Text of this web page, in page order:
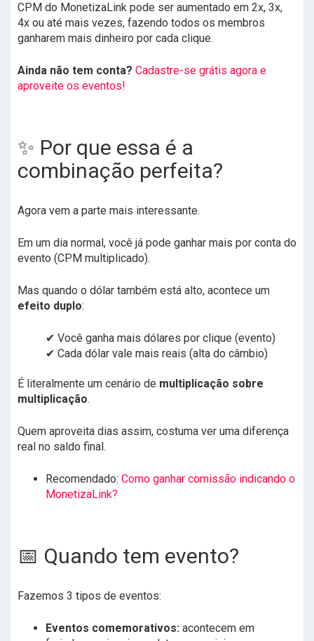
CPM do MonetizaLink pode ser aumentado em 2x, 3x,
4x ou até mais vezes, fazendo todos os membros
ganharem mais dinheiro por cada clique.
Ainda não tem conta? Cadastre-se grátis agora e
aproveite os eventos!
✨ Por que essa é a
combinação perfeita?
Agora vem a parte mais interessante.
Em um dia normal, você já pode ganhar mais por conta do
evento (CPM multiplicado).
Mas quando o dólar também está alto, acontece um
efeito duplo:
✔ Você ganha mais dólares por clique (evento)
✔ Cada dólar vale mais reais (alta do câmbio)
É literalmente um cenário de multiplicação sobre
multiplicação.
Quem aproveita dias assim, costuma ver uma diferença
real no saldo final.
Recomendado: Como ganhar comissão indicando o
MonetizaLink?
📅 Quando tem evento?
Fazemos 3 tipos de eventos:
Eventos comemorativos: acontecem em